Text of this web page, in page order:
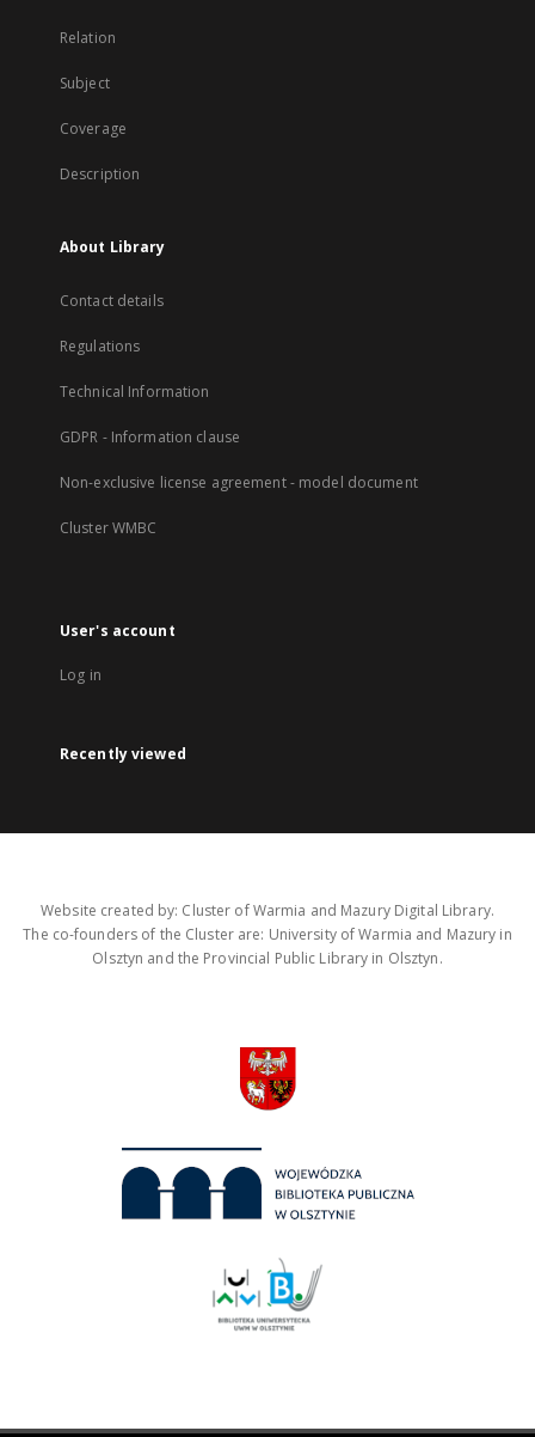
Relation
Subject
Coverage
Description
About Library
Contact details
Regulations
Technical Information
GDPR - Information clause
Non-exclusive license agreement - model document
Cluster WMBC
User's account
Log in
Recently viewed
Website created by: Cluster of Warmia and Mazury Digital Library.
The co-founders of the Cluster are: University of Warmia and Mazury in
Olsztyn and the Provincial Public Library in Olsztyn.